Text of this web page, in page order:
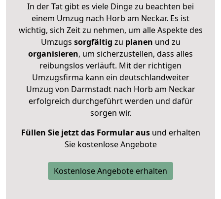
In der Tat gibt es viele Dinge zu beachten bei
einem Umzug nach Horb am Neckar. Es ist
wichtig, sich Zeit zu nehmen, um alle Aspekte des
Umzugs sorgfältig zu planen und zu
organisieren, um sicherzustellen, dass alles
reibungslos verläuft. Mit der richtigen
Umzugsfirma kann ein deutschlandweiter
Umzug von Darmstadt nach Horb am Neckar
erfolgreich durchgeführt werden und dafür
sorgen wir.
Füllen Sie jetzt das Formular ausund erhalten
Sie kostenlose Angebote
Kostenlose Angebote erhalten